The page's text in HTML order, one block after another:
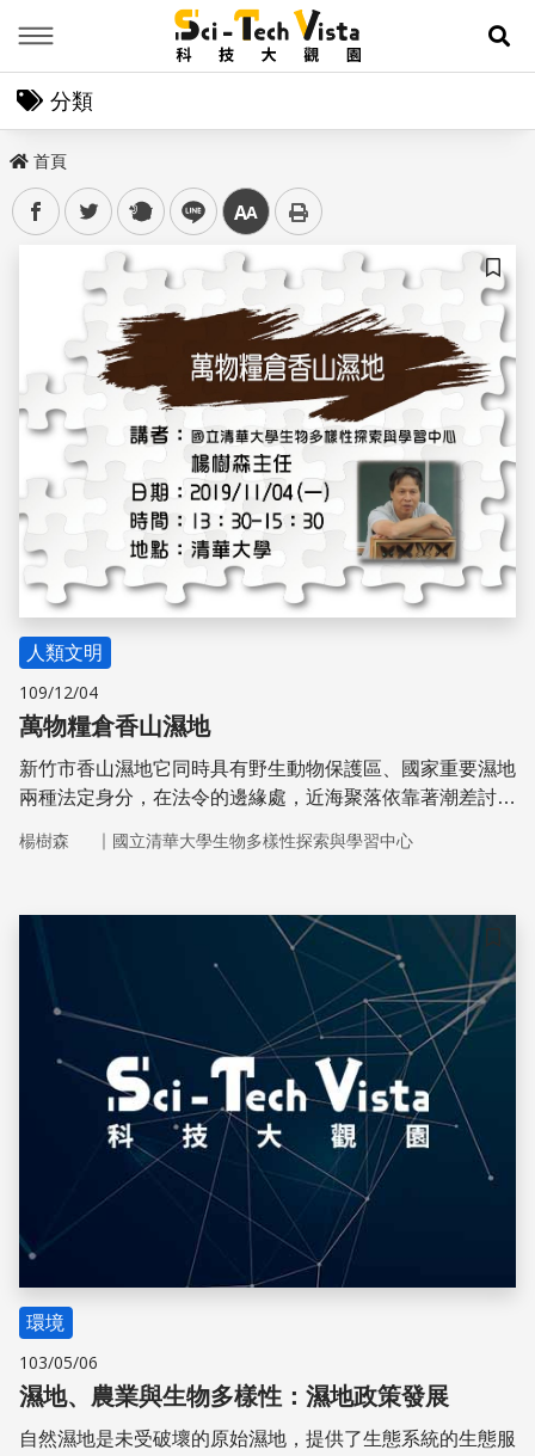
展
分類
首頁
facebooktwitter plurk line 中
儲存
人類文明
109/12/04
萬物糧倉香山濕地
新竹市香山濕地它同時具有野生動物保護區、國家重要濕地
兩種法定身分，在法令的邊緣處，近海聚落依靠著潮差討小
與保育之間，我們又該如何拿捏？
楊樹森 ｜ 國立清華大學生物多樣性探索與學習中心
儲存
環境
103/05/06
濕地、農業與生物多樣性：濕地政策發展
自然濕地是未受破壞的原始濕地，提供了生態系統的生態服